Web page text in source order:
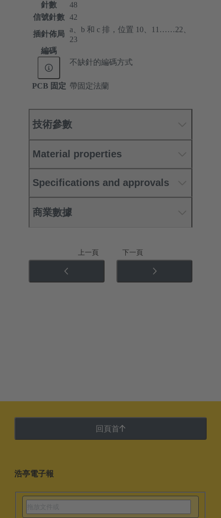
針數
48
信號針數 42
插針佈局
a、b 和 c 排，位置 10、11……22、
23
編碼
不缺針的編碼方式
PCB 固定 帶固定法蘭
技術參數
Material properties
Specifications and approvals
商業數據
上一頁 下一頁
回頁首
浩亭電子報